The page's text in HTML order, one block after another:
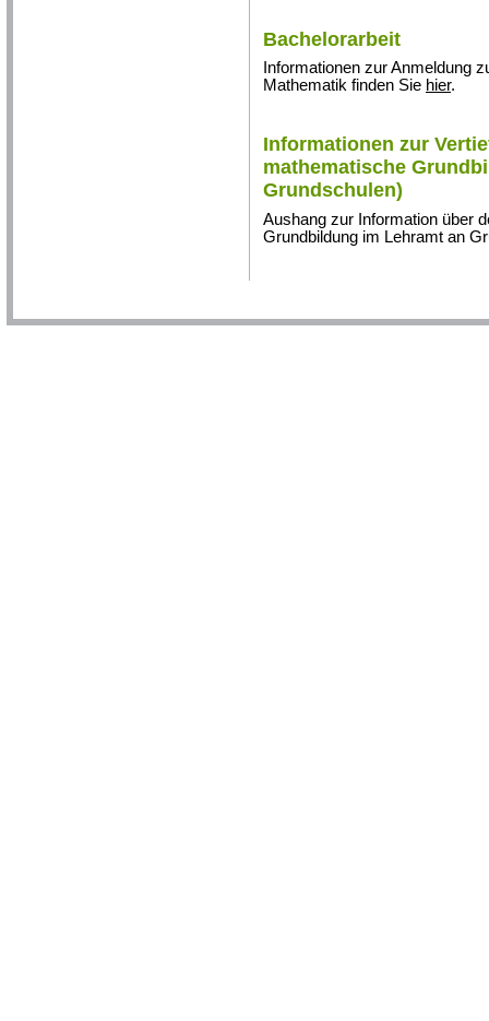
Bachelorarbeit
Informationen zur Anmeldung
Mathematik finden Sie hier.
Informationen zur
mathematische
Grundschulen)
Aushang zur Information über
Grundbildung im Lehramt an